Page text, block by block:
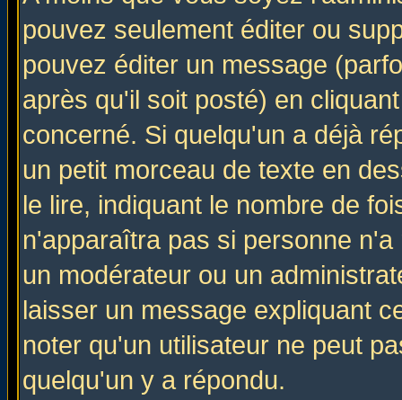
pouvez seulement éditer ou
pouvez éditer un message
après qu'il soit posté) en
concerné. Si quelqu'un a déjà
un petit morceau de texte en
le lire, indiquant le nombre de
n'apparaîtra pas si personne
un modérateur ou un
laisser un message expliquant
noter qu'un utilisateur ne peut
quelqu'un y a répondu.